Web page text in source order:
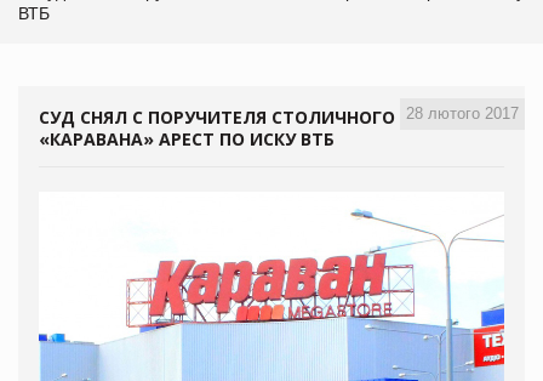
ВТБ
28 лютого 2017
СУД СНЯЛ С ПОРУЧИТЕЛЯ СТОЛИЧНОГО
«КАРАВАНА» АРЕСТ ПО ИСКУ ВТБ